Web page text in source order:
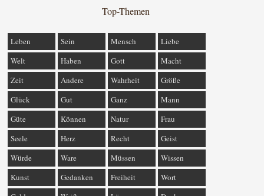
Top-Themen
Leben Sein Mensch
Liebe
Welt
Haben Gott
Macht
Zeit
Andere Wahrheit
Größe
Glück
Gut Ganz
Mann
Güte
Können Natur
Frau
Seele
Herz Recht
Geist
Würde
Ware Müssen
Wissen
Kunst
Gedanken Freiheit
Wort